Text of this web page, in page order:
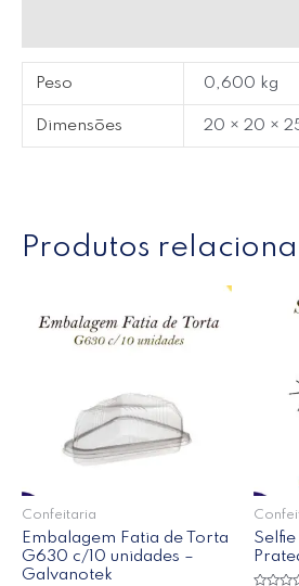
Peso 0,600 kg
Dimensões 20 × 20 ×
Produtos
Confeitaria
Embalagem Fatia de Torta
G630 c/10 unidades –
Galvanotek